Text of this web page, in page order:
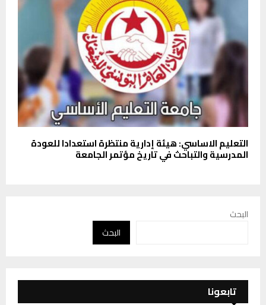
التعليم الاساسي: هيئة إدارية منتظرة استعدادا للعودة
المدرسية والتباحث في تاريخ مؤتمر الجامعة
البحث
البحث
تابعونا